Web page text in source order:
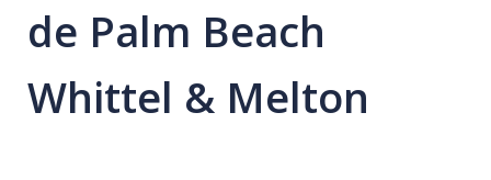
de Palm Beach
Whittel & Melton